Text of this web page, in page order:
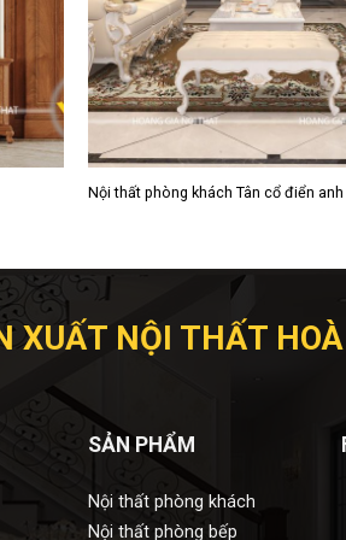
Nội thất phòng khách Tân cổ điển anh
XUẤT NỘI THẤT
SẢN PHẨM
Nội thất phòng khách
Nội thất phòng bếp